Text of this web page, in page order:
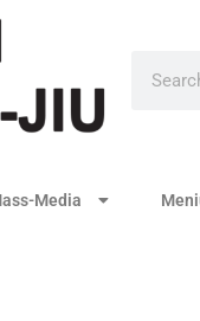
Media